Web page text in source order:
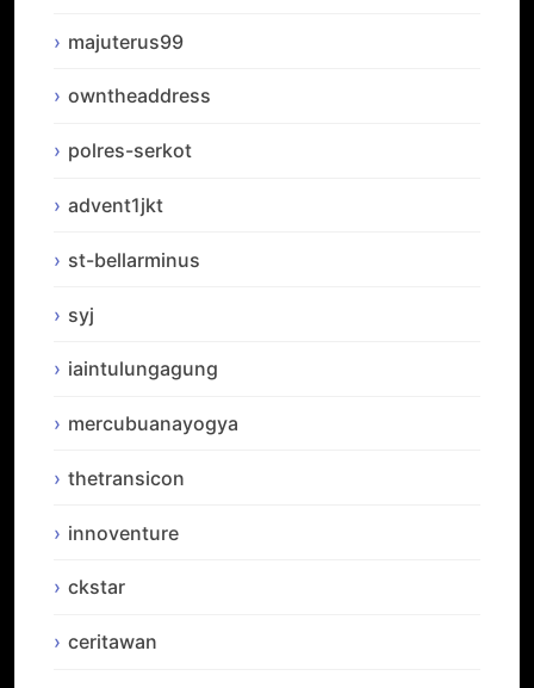
majuterus99
owntheaddress
polres-serkot
advent1jkt
st-bellarminus
syj
iaintulungagung
mercubuanayogya
thetransicon
innoventure
ckstar
ceritawan